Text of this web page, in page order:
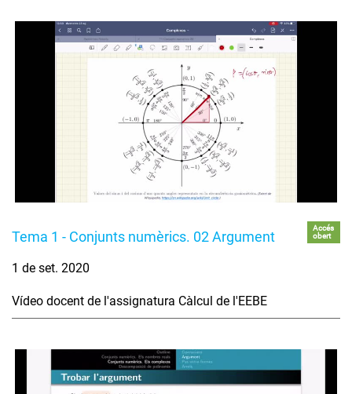
Tema 1 - Conjunts numèrics. 02 Argument
Accés
obert
1 de set. 2020
Vídeo docent de l'assignatura Càlcul de l'EEBE